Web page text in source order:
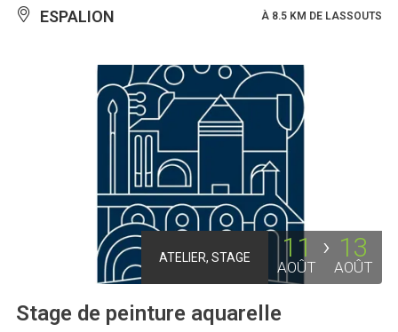
ESPALION À 8.5 KM DE LASSOUTS
ATELIER, STAGE 11
AOÛT
13
AOÛT
Stage de peinture aquarelle